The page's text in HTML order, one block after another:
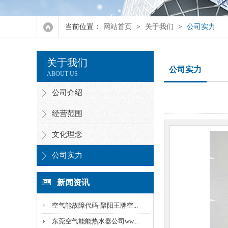
太空能热水器
凤岗空气能热水器
家用太阳能热水器
当前位置： 网站首页 > 关于我们 > 公司实力
关于我们
ABOUT US
公司介绍
经营范围
文化理念
公司实力
新闻资讯
空气能故障代码-聚阳王牌空...
东莞空气能能热水器公司ww...
公司实力